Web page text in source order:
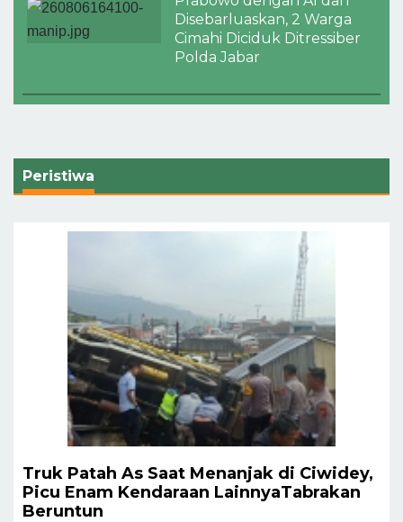
Disebarluaskan, 2 Warga
Cimahi Diciduk Ditressiber
Polda Jabar
Peristiwa
Truk Patah As Saat Menanjak di Ciwidey,
Picu Enam Kendaraan LainnyaTabrakan
Beruntun